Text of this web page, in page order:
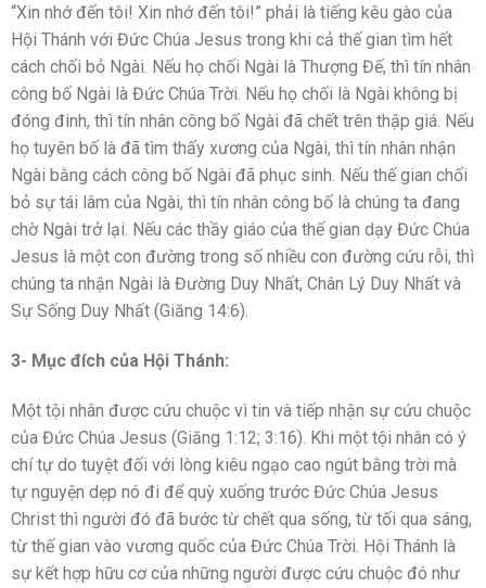
“Xin nhớ đến tôi! Xin nhớ đến tôi!” phải là tiếng kêu gào của
Hội Thánh với Đức Chúa Jesus trong khi cả thế gian tìm hết
cách chối bỏ Ngài. Nếu họ chối Ngài là Thượng Đế, thì tín nhân
công bố Ngài là Đức Chúa Trời. Nếu họ chối là Ngài không bị
đóng đinh, thì tín nhân công bố Ngài đã chết trên thập giá. Nếu
họ tuyên bố là đã tìm thấy xương của Ngài, thì tín nhân nhận
Ngài bằng cách công bố Ngài đã phục sinh. Nếu thế gian chối
bỏ sự tái lâm của Ngài, thì tín nhân công bố là chúng ta đang
chờ Ngài trở lại. Nếu các thầy giáo của thế gian dạy Đức Chúa
Jesus là một con đường trong số nhiều con đường cứu rỗi, thì
chúng ta nhận Ngài là Đường Duy Nhất, Chân Lý Duy Nhất và
Sự Sống Duy Nhất (Giăng 14:6).
3- Mục đích của Hội Thánh:
Một tội nhân được cứu chuộc vì tin và tiếp nhận sự cứu chuộc
của Đức Chúa Jesus (Giăng 1:12; 3:16). Khi một tội nhân có ý
chí tự do tuyệt đối với lòng kiêu ngạo cao ngút bằng trời mà
tự nguyện dẹp nó đi để quỳ xuống trước Đức Chúa Jesus
Christ thì người đó đã bước từ chết qua sống, từ tối qua sáng,
từ thế gian vào vương quốc của Đức Chúa Trời. Hội Thánh là
sự kết hợp hữu cơ của những người được cứu chuộc đó như